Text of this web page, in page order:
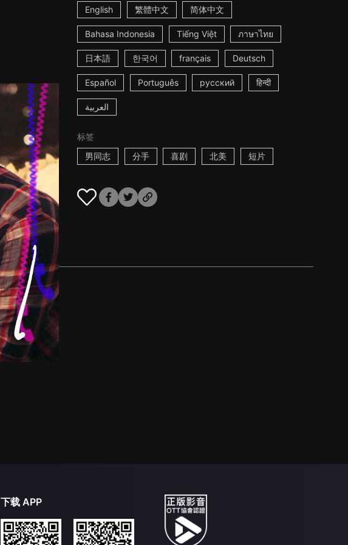
English 繁體中文 简体中文
Bahasa Indonesia Tiếng Việt ภาษาไทย
日本語 한국어 français Deutsch
Español Português русский हिन्दी
العربية
标签
男同志
分手 喜剧 北美 短片
下载 APP